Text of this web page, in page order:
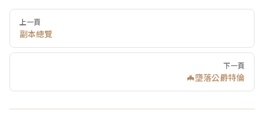
Pager上一頁
副本總覽
下一頁
🦇墮落公爵特倫